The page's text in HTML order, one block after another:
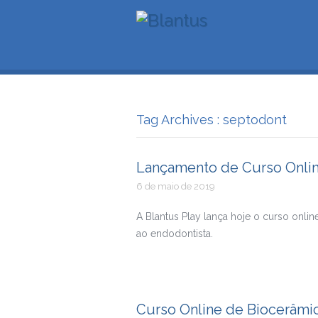
Tag Archives : septodont
Lançamento de Curso
6 de maio de 2019
A Blantus Play lança hoje o curso
ao endodontista.
Curso Online de